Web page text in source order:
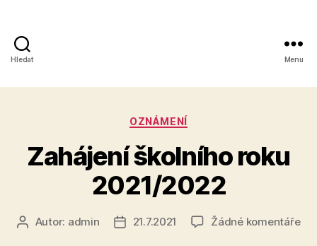
Hledat
akademie,
Kolín
IV,
Kutnohorská
41
Menu
Rubriky
OZNÁMENÍ
Zahájení školního roku
2021/2022
AutorAutor: admin
Datum
21.7.2021 Žádné komentářeu